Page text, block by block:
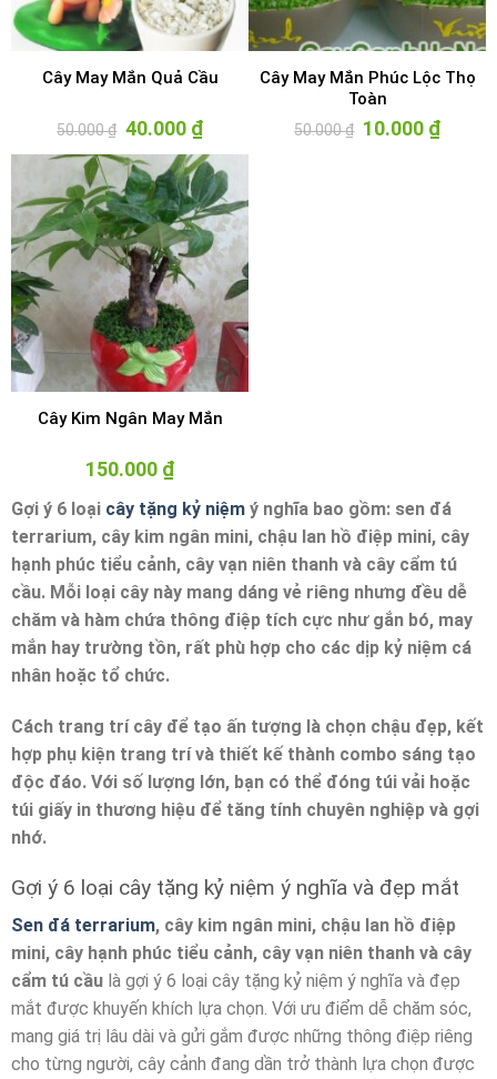
Cây May Mắn Quả Cầu
50.000₫ Giá
gốc
là:
50.000 ₫.
40.000 ₫Giá
hiện
tại
là:
40.000 ₫.
Cây May Mắn Phúc Lộc Thọ
Toàn
50.000₫ Giá
gốc
10.000 ₫Giá
hiện
Cây Kim Ngân May Mắn
150.000 ₫
Gợi ý 6 loại cây tặng kỷ niệm ý nghĩa bao gồm: sen đá
terrarium, cây kim ngân mini, chậu lan hồ điệp mini, cây
hạnh phúc tiểu cảnh, cây vạn niên thanh và cây cẩm tú
cầu. Mỗi loại cây này mang dáng vẻ riêng nhưng đều dễ
chăm và hàm chứa thông điệp tích cực như gắn bó, may
mắn hay trường tồn, rất phù hợp cho các dịp kỷ niệm cá
nhân hoặc tổ chức.
Cách trang trí cây để tạo ấn tượng là chọn chậu đẹp, kết
hợp phụ kiện trang trí và thiết kế thành combo sáng tạo
độc đáo. Với số lượng lớn, bạn có thể đóng túi vải hoặc
túi giấy in thương hiệu để tăng tính chuyên nghiệp và gợi
nhớ.
Gợi ý 6 loại cây tặng kỷ niệm ý nghĩa và đẹp mắt
Sen đá terrarium, cây kim ngân mini, chậu lan hồ điệp
mini, cây hạnh phúc tiểu cảnh, cây vạn niên thanh và cây
cẩm tú cầu là gợi ý 6 loại cây tặng kỷ niệm ý nghĩa và đẹp
mắt được khuyến khích lựa chọn. Với ưu điểm dễ chăm sóc,
mang giá trị lâu dài và gửi gắm được những thông điệp riêng
cho từng người, cây cảnh đang dần trở thành lựa chọn được